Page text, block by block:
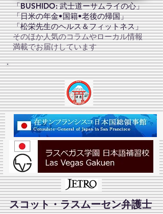
「BUSHIDO: 武士道ーサムライの心」
「日米の年金•国籍•老後の帰国」
「松栄先生のヘルス＆フィットネス」
そのほか人気のコラムやローカル情報
満載でお届けしています
スコット・ラスムーセン弁護士